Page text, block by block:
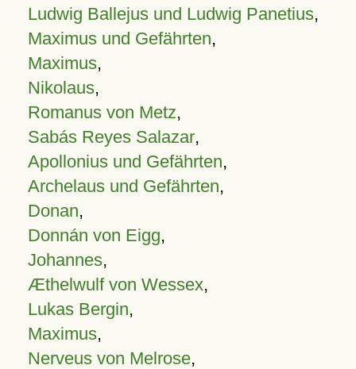
Ludwig Ballejus und Ludwig Panetius,
Maximus und Gefährten,
Maximus,
Nikolaus,
Romanus von Metz,
Sabás Reyes Salazar,
Apollonius und Gefährten,
Archelaus und Gefährten,
Donan,
Donnán von Eigg,
Johannes,
Æthelwulf von Wessex,
Lukas Bergin,
Maximus,
Nerveus von Melrose,